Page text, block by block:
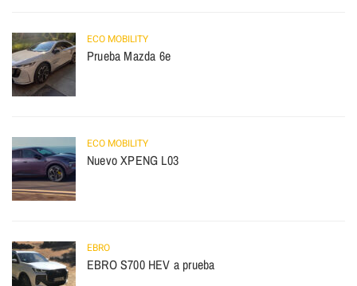
ECO MOBILITY
Prueba Mazda 6e
ECO MOBILITY
Nuevo XPENG L03
EBRO
EBRO S700 HEV a prueba